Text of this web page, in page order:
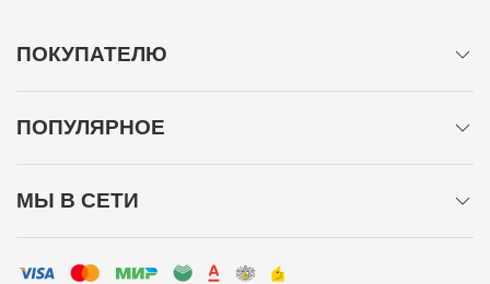
ПОКУПАТЕЛЮ
ПОПУЛЯРНОЕ
МЫ В СЕТИ